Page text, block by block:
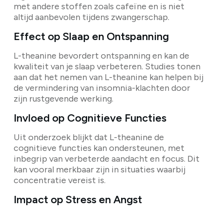
met andere stoffen zoals cafeïne en is niet
altijd aanbevolen tijdens zwangerschap.
Effect op Slaap en Ontspanning
L-theanine bevordert ontspanning en kan de
kwaliteit van je slaap verbeteren. Studies tonen
aan dat het nemen van L-theanine kan helpen bij
de vermindering van insomnia-klachten door
zijn rustgevende werking.
Invloed op Cognitieve Functies
Uit onderzoek blijkt dat L-theanine de
cognitieve functies kan ondersteunen, met
inbegrip van verbeterde aandacht en focus. Dit
kan vooral merkbaar zijn in situaties waarbij
concentratie vereist is.
Impact op Stress en Angst